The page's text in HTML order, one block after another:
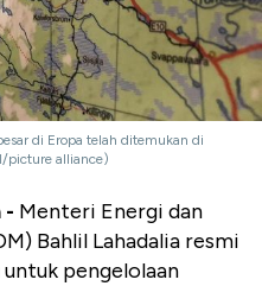
di Eropa telah ditemukan di
picture alliance)
- Menteri Energi dan
Bahlil Lahadalia resmi
pengelolaan